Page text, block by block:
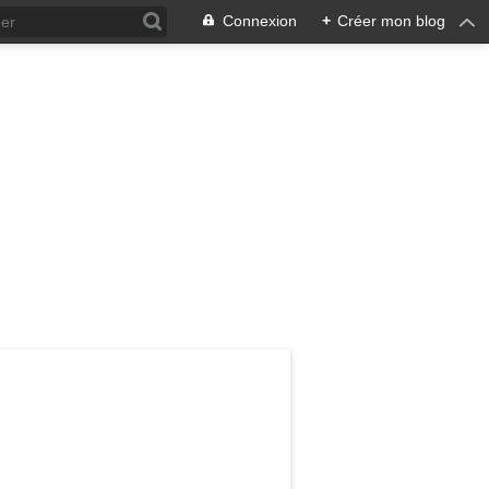
Connexion + Créer mon blog